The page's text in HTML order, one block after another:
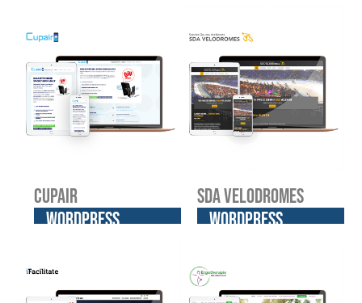
Cupair
WordPress
SDA Velodromes
WordPress